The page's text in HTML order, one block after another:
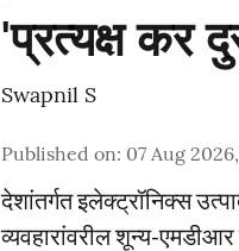
'प्रत्यक्ष कर
Swapnil S
Published on: 07 Aug
देशांतर्गत इलेक्ट्रॉनिक्स
व्यवहारांवरील शून्य-